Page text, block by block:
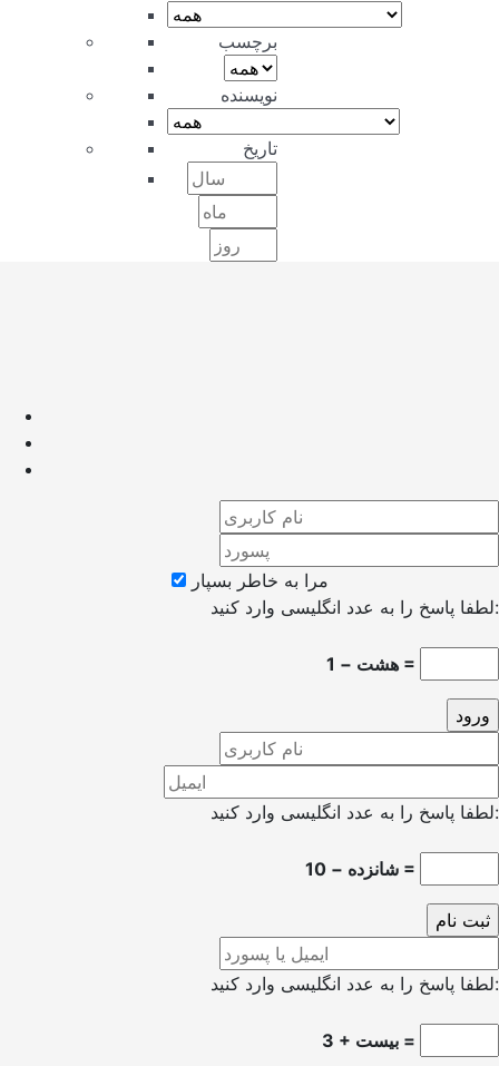
برچسب
نویسنده
تاریخ
مرا به خاطر بسپار
لطفا پاسخ را به عدد انگلیسی وارد کنید:
هشت − 1 =
لطفا پاسخ را به عدد انگلیسی وارد کنید:
شانزده − 10 =
لطفا پاسخ را به عدد انگلیسی وارد کنید:
3 + بیست =